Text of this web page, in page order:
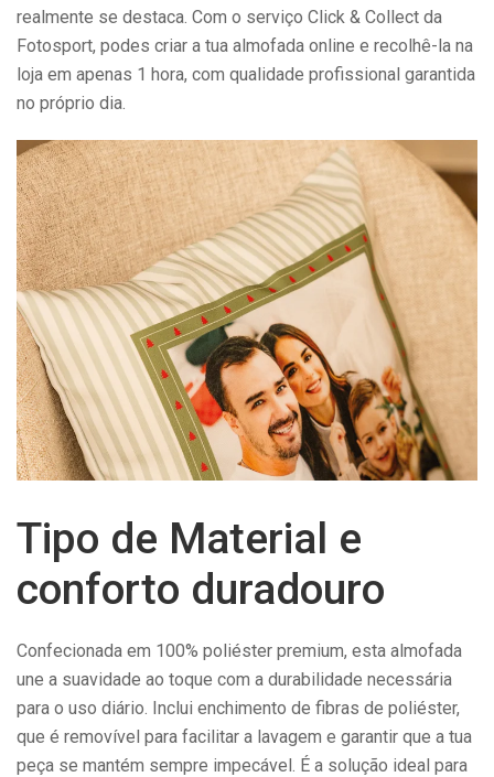
realmente se destaca. Com o serviço Click & Collect da
Fotosport, podes criar a tua almofada online e recolhê-la na
loja em apenas 1 hora, com qualidade profissional garantida
no próprio dia.
Tipo de Material e
conforto duradouro
Confecionada em 100% poliéster premium, esta almofada
une a suavidade ao toque com a durabilidade necessária
para o uso diário. Inclui enchimento de fibras de poliéster,
que é removível para facilitar a lavagem e garantir que a tua
peça se mantém sempre impecável. É a solução ideal para